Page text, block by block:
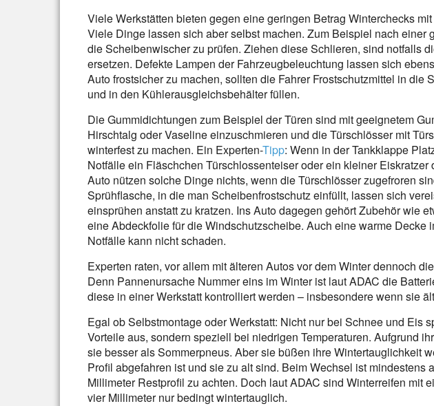
Viele Werkstätten bieten gegen eine geringen Betrag Winterchecks
Viele Dinge lassen sich aber selbst machen. Zum Beispiel nach einer
die Scheibenwischer zu prüfen. Ziehen diese Schlieren, sind notfalls
ersetzen. Defekte Lampen der Fahrzeugbeleuchtung lassen sich
Auto frostsicher zu machen, sollten die Fahrer Frostschutzmittel in die
und in den Kühlerausgleichsbehälter füllen.
Die Gummidichtungen zum Beispiel der Türen sind mit geeignetem
Hirschtalg oder Vaseline einzuschmieren und die Türschlösser mit
winterfest zu machen. Ein Experten-Tipp: Wenn in der Tankklappe
Notfälle ein Fläschchen Türschlossenteiser oder ein kleiner Eiskratzer
Auto nützen solche Dinge nichts, wenn die Türschlösser zugefroren
Sprühflasche, in die man Scheibenfrostschutz einfüllt, lassen sich
einsprühen anstatt zu kratzen. Ins Auto dagegen gehört Zubehör wie
eine Abdeckfolie für die Windschutzscheibe. Auch eine warme Decke
Notfälle kann nicht schaden.
Experten raten, vor allem mit älteren Autos vor dem Winter dennoch
Denn Pannenursache Nummer eins im Winter ist laut ADAC die
diese in einer Werkstatt kontrolliert werden – insbesondere wenn sie
Egal ob Selbstmontage oder Werkstatt: Nicht nur bei Schnee und Eis
Vorteile aus, sondern speziell bei niedrigen Temperaturen. Aufgrund
sie besser als Sommerpneus. Aber sie büßen ihre Wintertauglichkeit
Profil abgefahren ist und sie zu alt sind. Beim Wechsel ist mindestens
Millimeter Restprofil zu achten. Doch laut ADAC sind Winterreifen mit
vier Millimeter nur bedingt wintertauglich.